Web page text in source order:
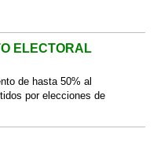
ELECTORAL
de hasta 50% al
por elecciones de